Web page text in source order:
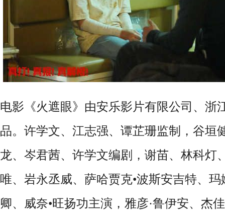
电影《火遮眼》由安乐影片有限公司、浙
品。许学文、江志强、谭芷珊监制，谷垣
龙、岑君茜、许学文编剧，谢苗、林科灯
唯、岩永丞威、萨哈贾克•波斯安吉特、玛
卿、威奈•旺扬功主演，雅彦·鲁伊安、杰佳